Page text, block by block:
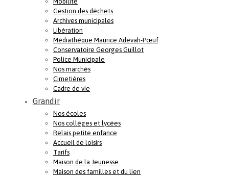
Gestion des déchets
Archives municipales
Libération
Médiathèque Maurice Adevah-Pœuf
Conservatoire Georges Guillot
Police Municipale
Nos marchés
Cimetières
Cadre de vie
Grandir
Nos écoles
Nos collèges et lycées
Relais petite enfance
Accueil de loisirs
Tarifs
Maison de la Jeunesse
Maison des familles et du lien